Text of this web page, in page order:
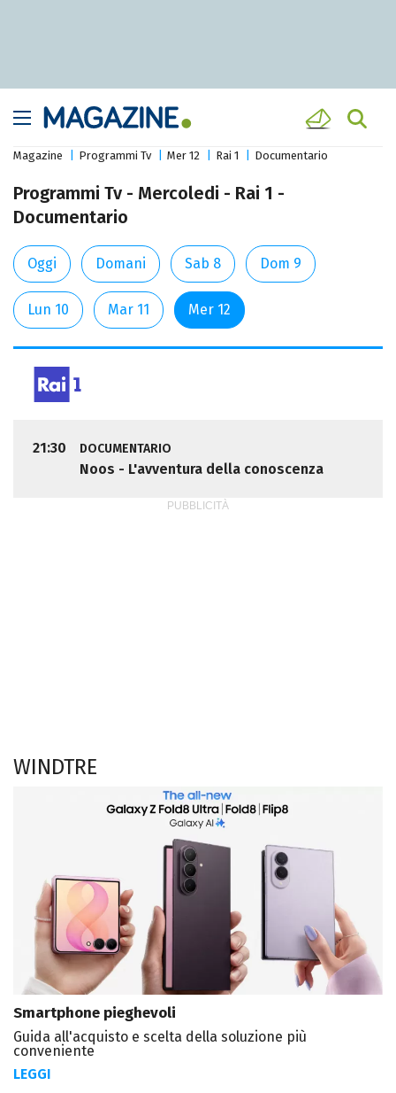
Magazine Programmi Tv Mer 12 Rai 1 Documentario
Programmi Tv - Mercoledi - Rai 1 -
Documentario
Oggi Domani Sab 8 Dom 9
Lun 10 Mar 11 Mer 12
21:30 DOCUMENTARIO
Noos - L'avventura della conoscenza
WINDTRE
Smartphone pieghevoli
Guida all'acquisto e scelta della soluzione più
conveniente
LEGGI